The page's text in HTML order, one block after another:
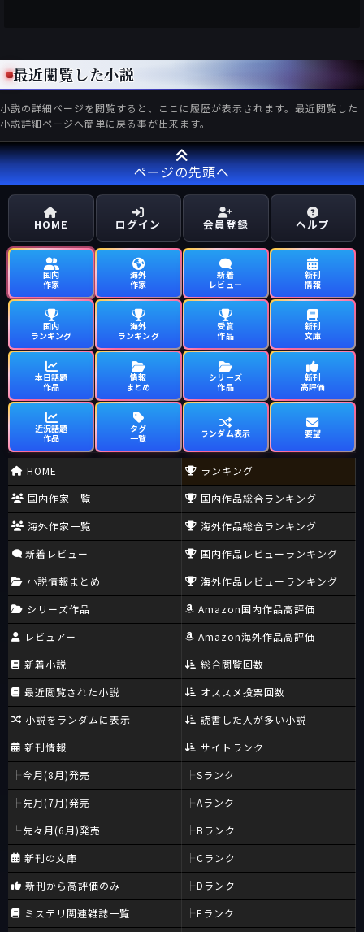
最近閲覧した小説
小説の詳細ページを閲覧すると、ここに履歴が表示されます。最近閲覧した
小説詳細ページへ簡単に戻る事が出来ます。
ページの先頭へ
HOME ログイン 会員登録 ヘルプ
国内
作家
海外
作家
新着
レビュー
新刊
情報
国内
ランキング
海外
ランキング
受賞
作品
新刊
文庫
本日話題
作品
情報
まとめ
シリーズ
作品
新刊
高評価
近況話題
作品
タグ
一覧
ランダム表示 要望
HOME
国内作家一覧
海外作家一覧
新着レビュー
小説情報まとめ
シリーズ作品
レビュアー
新着小説
最近閲覧された小説
小説をランダムに表示
新刊情報
今月(8月)発売
先月(7月)発売
先々月(6月)発売
新刊の文庫
新刊から高評価のみ
ミステリ関連雑誌一覧
ランキング
国内作品総合ランキング
海外作品総合ランキング
国内作品レビューランキング
海外作品レビューランキング
Amazon国内作品高評価
Amazon海外作品高評価
総合閲覧回数
オススメ投票回数
読書した人が多い小説
サイトランク
Sランク
Aランク
Bランク
Cランク
Dランク
Eランク